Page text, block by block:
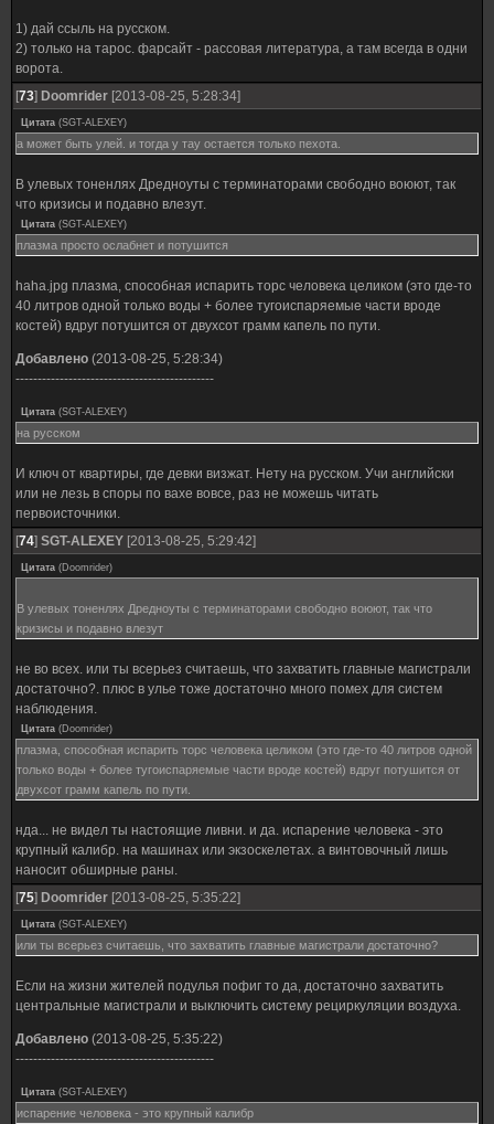
1) дай ссыль на русском.
2) только на тарос. фарсайт - рассовая литература, а там всегда в одни
ворота.
[73] Doomrider [2013-08-25, 5:28:34]
Цитата (SGT-ALEXEY)
а может быть улей. и тогда у тау остается только пехота.
В улевых тоненлях Дредноуты с терминаторами свободно воюют, так
что кризисы и подавно влезут.
Цитата (SGT-ALEXEY)
плазма просто ослабнет и потушится
haha.jpg плазма, способная испарить торс человека целиком (это где-то
40 литров одной только воды + более тугоиспаряемые части вроде
костей) вдруг потушится от двухсот грамм капель по пути.
Добавлено (2013-08-25, 5:28:34)
---------------------------------------------
Цитата (SGT-ALEXEY)
на русском
И ключ от квартиры, где девки визжат. Нету на русском. Учи английски
или не лезь в споры по вахе вовсе, раз не можешь читать
первоисточники.
[74] SGT-ALEXEY [2013-08-25, 5:29:42]
Цитата (Doomrider)
В улевых тоненлях Дредноуты с терминаторами свободно воюют, так что
кризисы и подавно влезут
не во всех. или ты всерьез считаешь, что захватить главные магистрали
достаточно?. плюс в улье тоже достаточно много помех для систем
наблюдения.
Цитата (Doomrider)
плазма, способная испарить торс человека целиком (это где-то 40 литров одной
только воды + более тугоиспаряемые части вроде костей) вдруг потушится от
двухсот грамм капель по пути.
нда... не видел ты настоящие ливни. и да. испарение человека - это
крупный калибр. на машинах или экзоскелетах. а винтовочный лишь
наносит обширные раны.
[75] Doomrider [2013-08-25, 5:35:22]
Цитата (SGT-ALEXEY)
или ты всерьез считаешь, что захватить главные магистрали достаточно?
Если на жизни жителей подулья пофиг то да, достаточно захватить
центральные магистрали и выключить систему рециркуляции воздуха.
Добавлено (2013-08-25, 5:35:22)
---------------------------------------------
Цитата (SGT-ALEXEY)
испарение человека - это крупный калибр